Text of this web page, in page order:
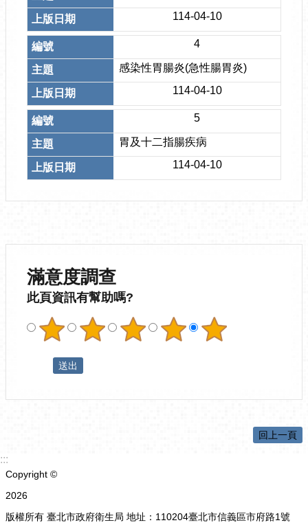
114-04-10
4
感染性胃腸炎(急性腸胃炎)
114-04-10
5
胃及十二指腸疾病
114-04-10
滿意度調查
此頁資訊有幫助嗎?
回上一頁
:::
Copyright ©
2026
版權所有 臺北市政府衛生局 地址：110204臺北市信義區市府路1號